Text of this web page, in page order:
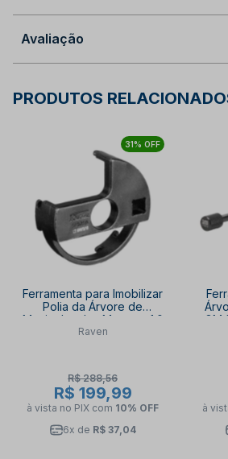
Avaliação
PRODUTOS
31% OFF
Ferramenta para Imobilizar
Polia da Árvore de
Manivelas dos Motores 1.0
141019 RAVEN
Raven
R$ 288,56
R$ 199,99
à vista no PIX com 10% OFF
6x de R$ 37,04
GM
à